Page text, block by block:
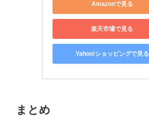
Amazonで見る
楽天市場で見る
Yahoo!ショッピングで見る
まとめ